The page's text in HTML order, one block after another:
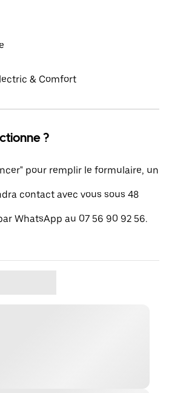
& Comfort
?
pour remplir le formulaire, un
contact avec vous sous 48
WhatsApp au 07 56 90 92 56.